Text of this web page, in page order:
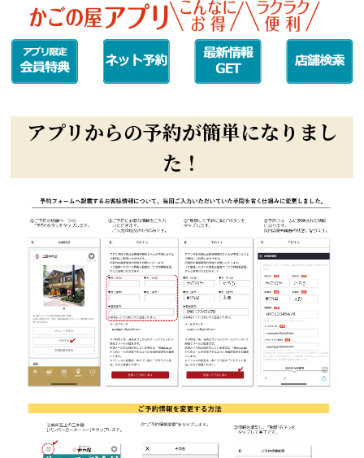
アプリからの予約が簡単になりまし
た！